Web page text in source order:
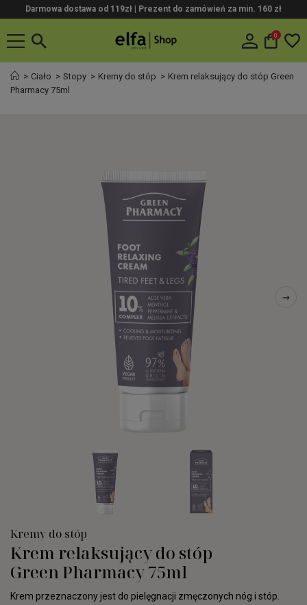
Darmowa dostawa od 119zł | Prezent do zamówień za min. 160 zł
0
Ciało Stopy Kremy do stóp
Krem relaksujący do stóp Green
Pharmacy 75ml
→
Kremy do stóp
Krem relaksujący do stóp
Green Pharmacy 75ml
Krem przeznaczony jest do pielęgnacji zmęczonych nóg i stóp.